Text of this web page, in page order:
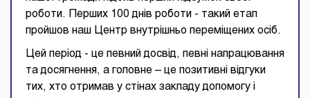
роботи. Перших 100 днів роботи - такий етап
пройшов наш Центр внутрішньо переміщених осіб.
Цей період - це певний досвід, певні напрацювання
та досягнення, а головне – це позитивні відгуки
тих, хто отримав у стінах закладу допомогу і